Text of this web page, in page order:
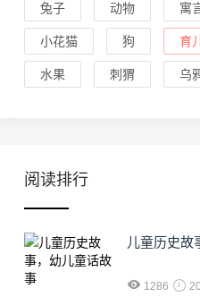
兔子 动物 寓
小花猫 狗 育
水果 刺猬 乌
阅读排行
儿童历史故
1286